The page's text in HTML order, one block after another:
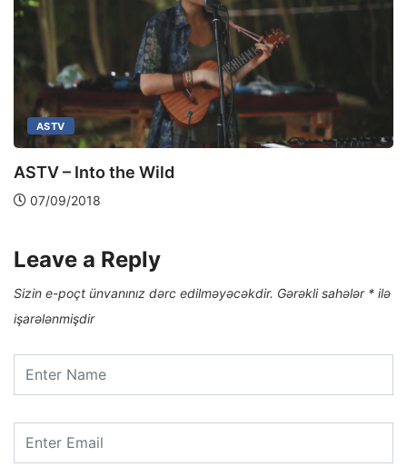
ASTV
ASTV – Into the Wild
07/09/2018
Leave a Reply
Sizin e-poçt ünvanınız dərc edilməyəcəkdir. Gərəkli sahələr * ilə
işarələnmişdir